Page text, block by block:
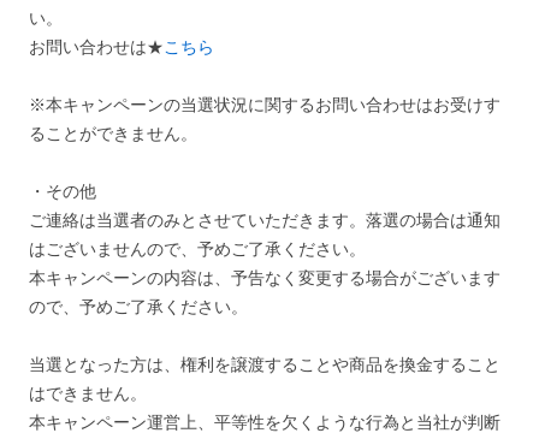
い。
お問い合わせは★こちら
※本キャンペーンの当選状況に関するお問い合わせはお受けす
ることができません。
・その他
ご連絡は当選者のみとさせていただきます。落選の場合は通知
はございませんので、予めご了承ください。
本キャンペーンの内容は、予告なく変更する場合がございます
ので、予めご了承ください。
当選となった方は、権利を譲渡することや商品を換金すること
はできません。
本キャンペーン運営上、平等性を欠くような行為と当社が判断